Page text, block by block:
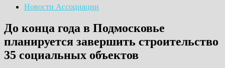
Новости Ассоциации
До конца года в Подмосковье
планируется завершить строительство
35 социальных объектов